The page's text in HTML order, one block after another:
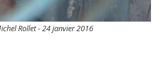
Rollet - 24 janvier 2016